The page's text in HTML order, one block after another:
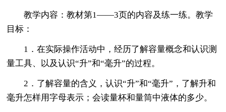
教学内容：教材第1——3页的内容及练一练。教学
目标：
1．在实际操作活动中，经历了解容量概念和认识测
量工具、以及认识“升”和“毫升”的过程。
2．了解容量的含义，认识“升”和“毫升”，了解升和
毫升怎样用字母表示；会读量杯和量筒中液体的多少。